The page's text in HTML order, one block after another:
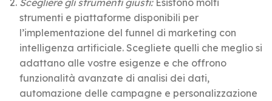
strumenti e piattaforme disponibili per
l’implementazione del funnel di marketing con
intelligenza artificiale. Scegliete quelli che meglio si
adattano alle vostre esigenze e che offrono
funzionalità avanzate di analisi dei dati,
automazione delle campagne e personalizzazione